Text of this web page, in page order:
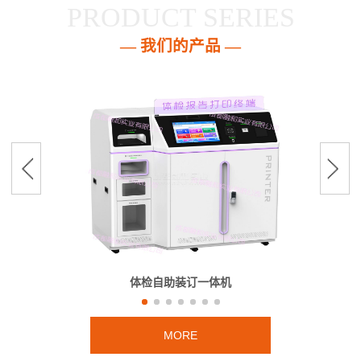
— 我们的产品 —
体检自助装订一体机
MORE